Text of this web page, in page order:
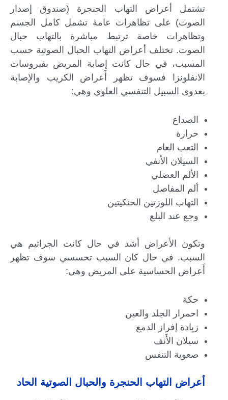
تشتمل أعراض التهاب الحنجرة (صندوق إصدار
الصوت) على تظاهرات عامة تشمل كامل الجسم
وتظاهرات خاصة ترتبط مباشرة بالتهاب حبال
الصوت. تختلف أعراض التهاب الحبال الصوتية حسب
المسبب، في حال كانت إصابة المريض بفيروسات
الانفلونزا فسوف تظهر أَعراض الكريب والإصابة
بعدوى السبيل التنفسي العلوي وهي:
الصداع
حرارة
التعب العام
السيلان الأنفي
الألم العضلي
ألم المفاصل
التهاب اللوزتين الحنكيتين
وجع عند البلع
وتكون الأعراض أشد في حال كانت الجراثيم هي
السبب. في حال كان السبب تحسسي سوف تظهر
أَعراض الحساسية على المريض وهي:
حكة
احمرار الجلد والعين
زيادة إفراز الدمع
سيلان الأَنف
صعوبة التنفس
أعراض التهاب الحنجرة والحبال الصوتية الحاد